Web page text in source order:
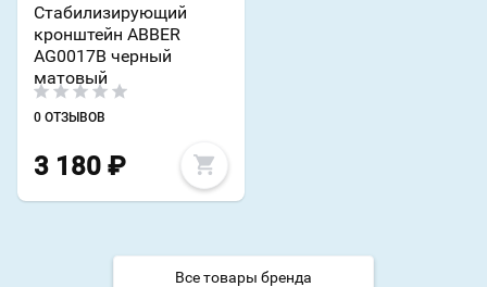
Стабилизирующий
кронштейн ABBER
AG0017B черный
матовый
0 ОТЗЫВОВ
3 180 ₽
Все товары бренда